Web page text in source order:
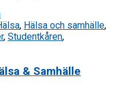
, Hälsa och samhälle,
, Studentkåren,
& Samhälle